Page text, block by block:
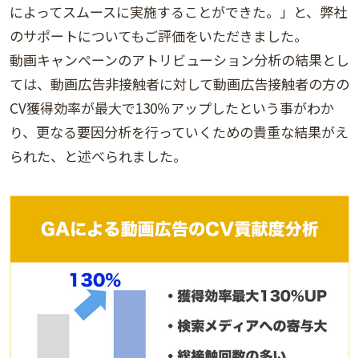
によってスムースに実施することができた。」と、弊社
のサポートについてもご評価をいただきました。
動画キャンペーンのアトリビューション分析の結果とし
ては、動画広告非接触者に対して動画広告接触者の方の
CV獲得効率が最大で130％アップしたという事がわか
り、更なる要因分析を行っていくための貴重な結果がえ
られた、と述べられました。